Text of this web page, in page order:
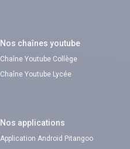
Nos chaînes youtube
Chaîne Youtube Collège
Chaîne Youtube Lycée
Nos applications
Application Android Pitangoo